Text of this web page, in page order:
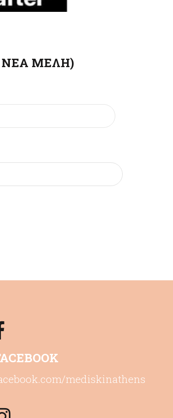
ΝΕΑ ΜΕΛΗ)
mediskinathens